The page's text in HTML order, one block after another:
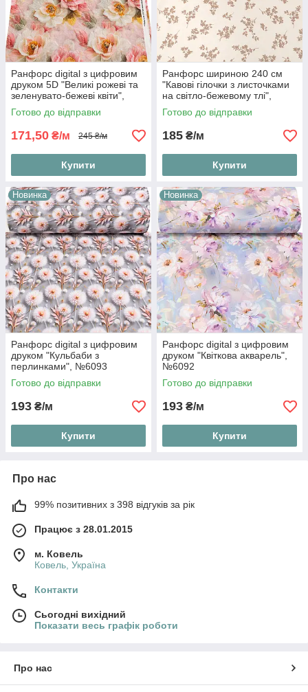
Ранфорс digital з цифровим
друком 5D "Великі рожеві та
зеленувато-бежеві квіти",
№5543
Готово до відправки
171,50 ₴/м 245 ₴/м
Купити
Ранфорс шириною 240 см
"Кавові гілочки з листочками
на світло-бежевому тлі",
№6094
Готово до відправки
185 ₴/м
Купити
Новинка
Ранфорс digital з цифровим
друком "Кульбаби з
перлинками", №6093
Готово до відправки
193 ₴/м
Купити
Новинка
Ранфорс digital з цифровим
друком "Квіткова акварель",
№6092
Готово до відправки
193 ₴/м
Купити
Про нас
99% позитивних з 398 відгуків за рік
Працює з 28.01.2015
м. Ковель
Ковель, Україна
Контакти
Сьогодні вихідний
Показати весь графік роботи
Про нас